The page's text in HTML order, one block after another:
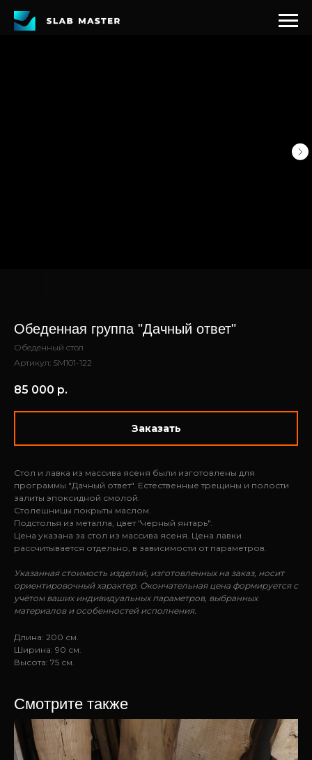
Обеденная группа "Дачный ответ"
Обеденный стол
Артикул: SM101-122
85 000 р.
Заказать
Стол и лавка из массива ясеня были изготовлены для
программы "Дачный ответ". Естественные трещины и полости
залиты эпоксидной смолой.
Столешницы покрыты маслом.
Подстолья из металла, цвет "черный янтарь".
Цена указана за стол из массива ясеня. Цена лавки
рассчитывается отдельно, в зависимости от параметров.
Указанная стоимость изделий, изготовленных на заказ, носит
ориентировочный характер. Окончательная цена формируется с
учётом ваших индивидуальных параметров, выбранных
материалов и особенностей исполнения.
Длина: 200 см.
Ширина: 90 см.
Высота: 75 см.
Смотрите также